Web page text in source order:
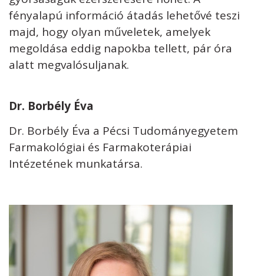
fényalapú információ átadás lehetővé teszi
majd, hogy olyan műveletek, amelyek
megoldása eddig napokba tellett, pár óra
alatt megvalósuljanak.
Dr. Borbély Éva
Dr. Borbély Éva a Pécsi Tudományegyetem
Farmakológiai és Farmakoterápiai
Intézetének munkatársa.